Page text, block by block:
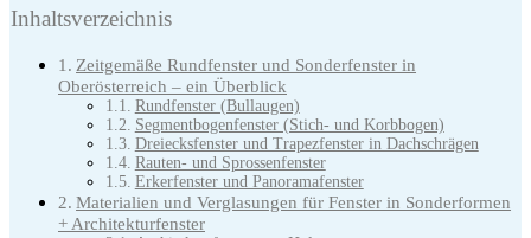
Inhaltsverzeichnis
Zeitgemäße Rundfenster und Sonderfenster in
Oberösterreich – ein Überblick
Rundfenster (Bullaugen)
Segmentbogenfenster (Stich- und Korbbogen)
Dreiecksfenster und Trapezfenster in Dachschrägen
Rauten- und Sprossenfenster
Erkerfenster und Panoramafenster
Materialien und Verglasungen für Fenster in Sonderformen
+ Architekturfenster